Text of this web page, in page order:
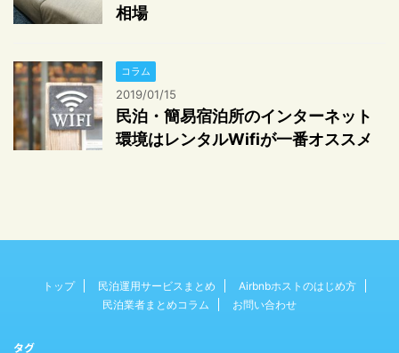
相場
コラム
2019/01/15
民泊・簡易宿泊所のインターネット
環境はレンタルWifiが一番オススメ
トップ 民泊運用サービスまとめ
Airbnbホストのはじめ方
民泊業者まとめコラム
お問い合わせ
タグ